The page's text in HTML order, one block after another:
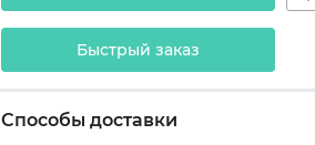
Быстрый заказ
Способы доставки